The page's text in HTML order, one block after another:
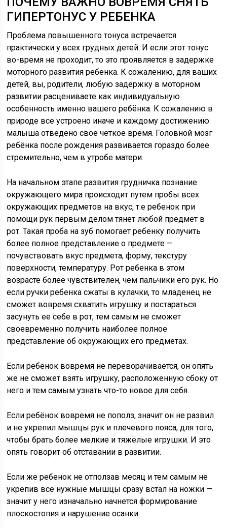
ГИПЕРТОНУС У РЕБЕНКА
Проблема повышенного тонуса встречается
практически у всех грудных детей. И если этот тонус
во-время не проходит, то это проявляется в задержке
моторного развития ребенка. К сожалению, для ваших
детей, вы, родители, любую задержку в моторном
развитии расцениваете как индивидуальную
особенность именно вашего ребёнка. К сожалению в
природе все устроено иначе и каждому достижению
малыша отведено свое четкое время. Головной мозг
ребёнка после рождения развивается гораздо более
стремительно, чем в утробе матери.
На начальном этапе развития грудничка познание
окружающего мира происходит путем пробы всех
окружающих предметов на вкус, т.е ребенок при
помощи рук первым делом тянет любой предмет в
рот. Такая проба на зуб помогает ребенку получить
более полное представление о предмете —
почувствовать вкус предмета, форму, текстуру
поверхности, температуру. Рот ребенка в этом
возрасте более чувствителен, чем пальчики его рук. Но
если ручки ребенка сжаты в кулачки, то младенец не
сможет вовремя схватить игрушку и постараться
засунуть ее себе в рот, тем самым не сможет
своевременно получить наиболее полное
представление об окружающих его предметах.
Если ребёнок вовремя не переворачивается, он опять
же не сможет взять игрушку, расположенную сбоку от
него и тем самым узнать что-то новое для себя.
Если ребёнок вовремя не пополз, значит он не развил
и не укрепил мышцы рук и плечевого пояса, для того,
чтобы брать более мелкие и тяжёлые игрушки. И это
опять говорит об отставании в развитии.
Если же ребенок не отползав месяц и тем самым не
укрепив все нужные мышцы сразу встал на ножки —
значит у него изначально начнется формирование
плоскостопия и нарушение осанки.